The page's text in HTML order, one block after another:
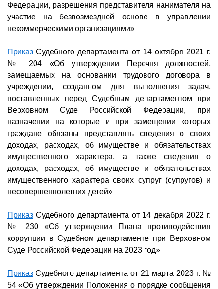
Федерации, разрешения представителя нанимателя на
участие на безвозмездной основе в управлении
некоммерческими организациями»
Приказ Судебного департамента от 14 октября 2021 г.
№ 204 «Об утверждении Перечня должностей,
замещаемых на основании трудового договора в
учреждении, созданном для выполнения задач,
поставленных перед Судебным департаментом при
Верховном Суде Российской Федерации, при
назначении на которые и при замещении которых
граждане обязаны представлять сведения о своих
доходах, расходах, об имуществе и обязательствах
имущественного характера, а также сведения о
доходах, расходах, об имуществе и обязательствах
имущественного характера своих супруг (супругов) и
несовершеннолетних детей»
Приказ Судебного департамента от 14 декабря 2022 г.
№ 230 «Об утверждении Плана противодействия
коррупции в Судебном департаменте при Верховном
Суде Российской Федерации на 2023 год»
Приказ Судебного департамента от 21 марта 2023 г. №
54 «Об утверждении Положения о порядке сообщения